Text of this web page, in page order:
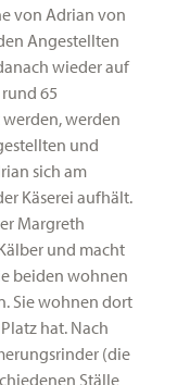
von Adrian von
Angestellten
wieder auf
65
werden
und
sich am
Käserei aufhält.
Margreth
und macht
beiden wohnen
Sie wohnen dort
hat. Nach
(die
Ställe